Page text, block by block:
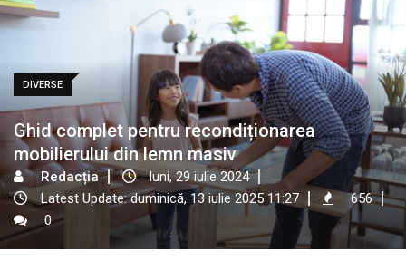
DIVERSE
Ghid complet pentru recondiționarea
mobilierului din lemn masiv
Redacția
luni, 29 iulie 2024
Latest Update: duminică, 13 iulie 2025 11:27
656
0